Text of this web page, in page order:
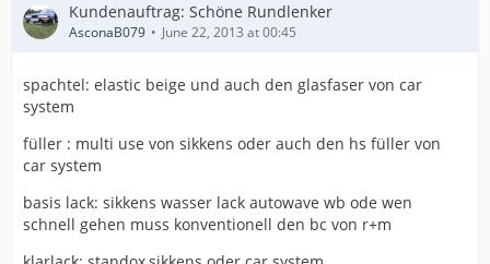
Kundenauftrag: Schöne Rundlenker
AsconaB079 June 22, 2013 at 00:45
spachtel: elastic beige und auch den glasfaser von car
system
füller : multi use von sikkens oder auch den hs füller von
car system
basis lack: sikkens wasser lack autowave wb ode wen
schnell gehen muss konventionell den bc von r+m